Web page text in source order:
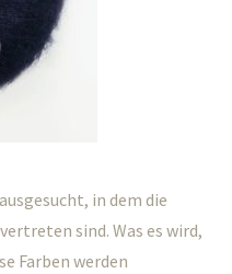
in dem die
sind. Was es wird,
Farben werden